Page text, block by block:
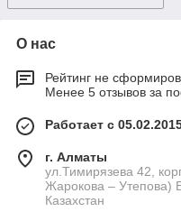
О нас
Рейтинг не
Менее 5 отзывов за
Работает с
г. Алматы
ул.Тимирязева 42,
Жарокова – Утепова)
Казахстан